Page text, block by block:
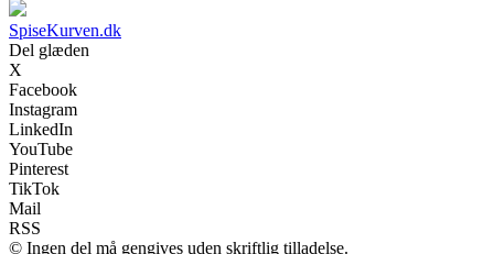
SpiseKurven.dk
Del glæden
X
Facebook
Instagram
LinkedIn
YouTube
Pinterest
TikTok
Mail
RSS
© Ingen del må gengives uden skriftlig tilladelse.